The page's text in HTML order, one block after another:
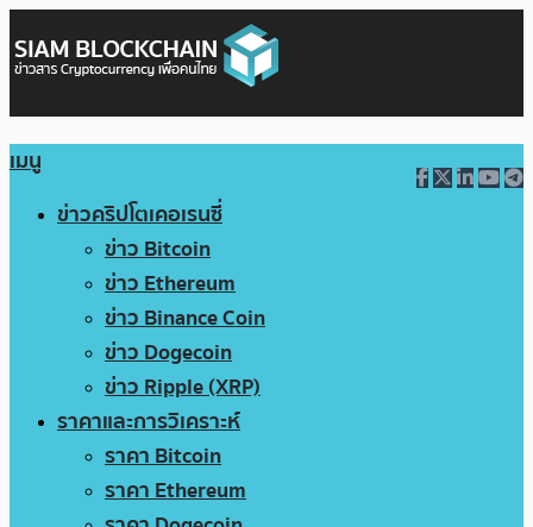
เมนู
ข่าวคริปโตเคอเรนซี่
ข่าว Bitcoin
ข่าว Ethereum
ข่าว Binance Coin
ข่าว Dogecoin
ข่าว Ripple (XRP)
ราคาและการวิเคราะห์
ราคา Bitcoin
ราคา Ethereum